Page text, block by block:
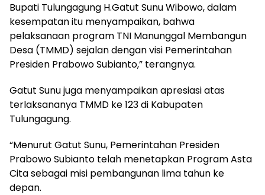
Bupati Tulungagung H.Gatut Sunu Wibowo, dalam
kesempatan itu menyampaikan, bahwa
pelaksanaan program TNI Manunggal Membangun
Desa (TMMD) sejalan dengan visi Pemerintahan
Presiden Prabowo Subianto,” terangnya.
Gatut Sunu juga menyampaikan apresiasi atas
terlaksananya TMMD ke 123 di Kabupaten
Tulungagung.
“Menurut Gatut Sunu, Pemerintahan Presiden
Prabowo Subianto telah menetapkan Program Asta
Cita sebagai misi pembangunan lima tahun ke
depan.